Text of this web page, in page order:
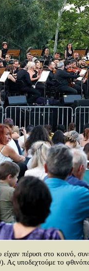
πέρυσι στο κοινό,
το